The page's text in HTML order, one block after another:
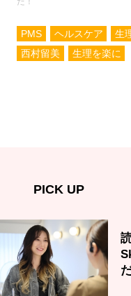
PMS ヘルスケア 生
西村留美
生理を楽に
PICK UP